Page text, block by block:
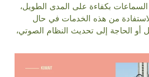
بكفاءة على المدى الطويل،
من هذه الخدمات في حال
الحاجة إلى تحديث النظام الصوتي،